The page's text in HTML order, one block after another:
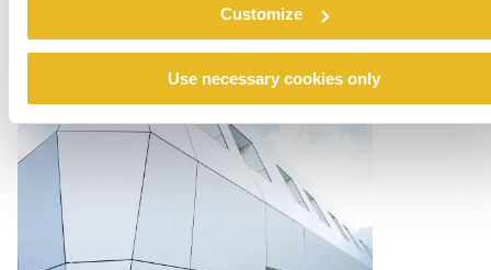
Customize
Use necessary cookies only